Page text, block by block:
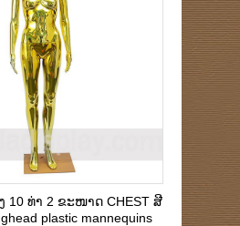
10 ທ່າ 2 ຂະໜາດ CHEST ສີ
plastic mannequins